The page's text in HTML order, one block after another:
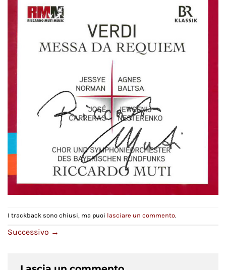
I trackback sono chiusi, ma puoi lasciare un commento.
Successivo →